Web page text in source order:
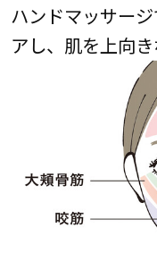
ハンドマッサー
アし、肌を上向き